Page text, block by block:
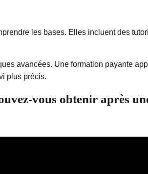
les bases. Elles incluent des
avancées. Une formation payante
plus précis.
vous obtenir après